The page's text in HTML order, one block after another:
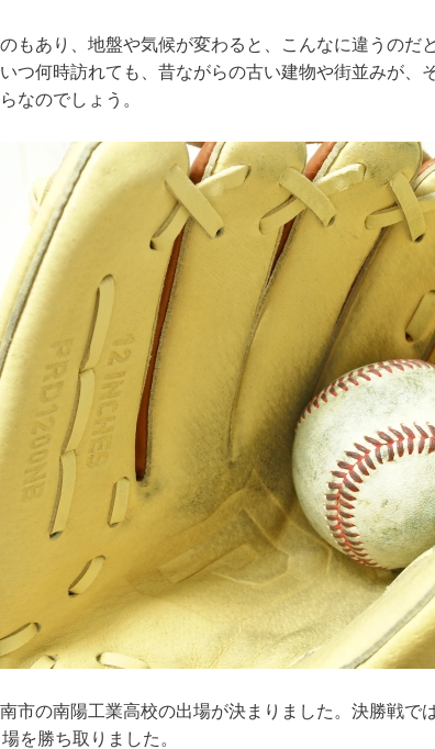
もあり、地盤や気候が変わると、こんなに違うのだ
つ何時訪れても、昔ながらの古い建物や街並みが、
なのでしょう。
市の南陽工業高校の出場が決まりました。決勝戦で
を勝ち取りました。